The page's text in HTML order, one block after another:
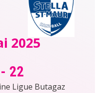
2025
- 22
Ligue Butagaz